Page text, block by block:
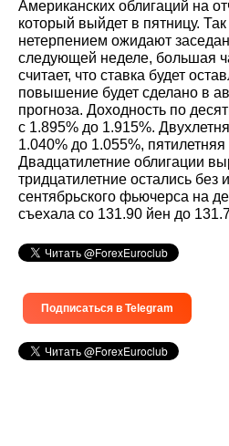
Американских облигаций на
который выйдет в пятницу.
нетерпением ожидают
следующей неделе, большая
считает, что ставка будет
повышение будет сделано в
прогноза. Доходность по
с 1.895% до 1.915%.
1.040% до 1.055%,
Двадцатилетние облигации
тридцатилетние остались без
сентябрьского фьючерса на
съехала со 131.90 йен до
Подписаться в Telegram